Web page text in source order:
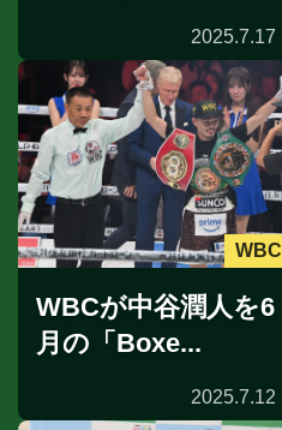
2025.7.17
WBC
WBCが中谷潤人を6
月の「Boxe...
2025.7.12